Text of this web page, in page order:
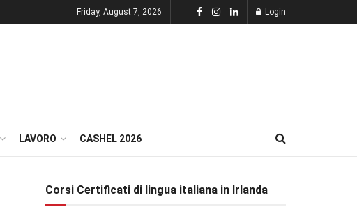
Friday, August 7, 2026 Login
LAVORO CASHEL 2026
Corsi Certificati di lingua italiana in Irlanda